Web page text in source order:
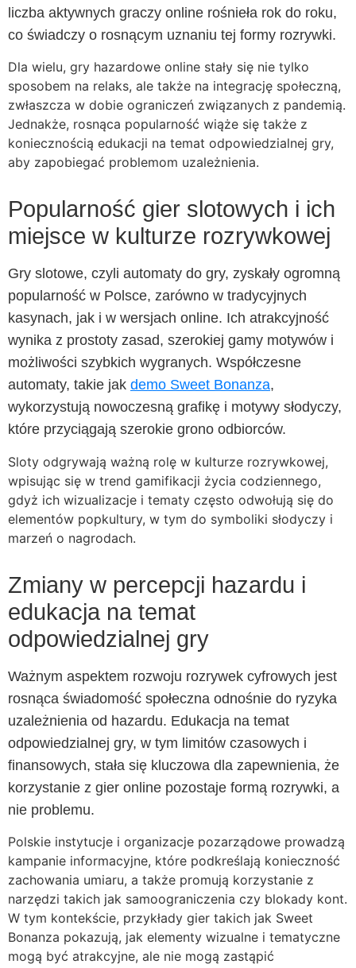
liczba aktywnych graczy online rośnieła rok do roku,
co świadczy o rosnącym uznaniu tej formy rozrywki.
Dla wielu, gry hazardowe online stały się nie tylko
sposobem na relaks, ale także na integrację społeczną,
zwłaszcza w dobie ograniczeń związanych z pandemią.
Jednakże, rosnąca popularność wiąże się także z
koniecznością edukacji na temat odpowiedzialnej gry,
aby zapobiegać problemom uzależnienia.
Popularność gier slotowych i ich
miejsce w kulturze rozrywkowej
Gry slotowe, czyli automaty do gry, zyskały ogromną
popularność w Polsce, zarówno w tradycyjnych
kasynach, jak i w wersjach online. Ich atrakcyjność
wynika z prostoty zasad, szerokiej gamy motywów i
możliwości szybkich wygranych. Współczesne
automaty, takie jak demo Sweet Bonanza,
wykorzystują nowoczesną grafikę i motywy słodyczy,
które przyciągają szerokie grono odbiorców.
Sloty odgrywają ważną rolę w kulturze rozrywkowej,
wpisując się w trend gamifikacji życia codziennego,
gdyż ich wizualizacje i tematy często odwołują się do
elementów popkultury, w tym do symboliki słodyczy i
marzeń o nagrodach.
Zmiany w percepcji hazardu i
edukacja na temat
odpowiedzialnej gry
Ważnym aspektem rozwoju rozrywek cyfrowych jest
rosnąca świadomość społeczna odnośnie do ryzyka
uzależnienia od hazardu. Edukacja na temat
odpowiedzialnej gry, w tym limitów czasowych i
finansowych, stała się kluczowa dla zapewnienia, że
korzystanie z gier online pozostaje formą rozrywki, a
nie problemu.
Polskie instytucje i organizacje pozarządowe prowadzą
kampanie informacyjne, które podkreślają konieczność
zachowania umiaru, a także promują korzystanie z
narzędzi takich jak samoograniczenia czy blokady kont.
W tym kontekście, przykłady gier takich jak Sweet
Bonanza pokazują, jak elementy wizualne i tematyczne
mogą być atrakcyjne, ale nie mogą zastąpić